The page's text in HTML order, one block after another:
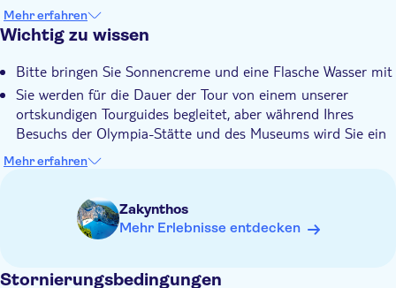
Auf einem iPad sehen Sie Bilder, die zeigen, wie Olympia in
seiner Blütezeit ausgesehen haben könnte
Museums und Freizeit, um durch die Stadt zu schlendern
Ein ortskundiger Tourguide wird Ihnen sein unvergleichliches
Wissen über Olympia und seine Legenden vermitteln
Mehr erfahren
Wichtig zu wissen
Bitte bringen Sie Sonnencreme und eine Flasche Wasser mit
Sie werden für die Dauer der Tour von einem unserer
ortskundigen Tourguides begleitet, aber während Ihres
Besuchs der Olympia-Stätte und des Museums wird Sie ein
lizenzierter Experte begleiten
Geburtsdaten und Reisepassnummern aller Teilnehmer an
Bringen Sie Ihren Reisepass oder Ihren offiziellen EU-
Ausweis mit
Geeignetes Schuhwerk mitbringen
Mehr erfahren
Zakynthos
Mehr Erlebnisse entdecken
Stornierungsbedingungen